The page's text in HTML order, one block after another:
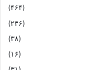
(۴۶۴)
(۲۳۶)
(۳۸)
(۱۶)